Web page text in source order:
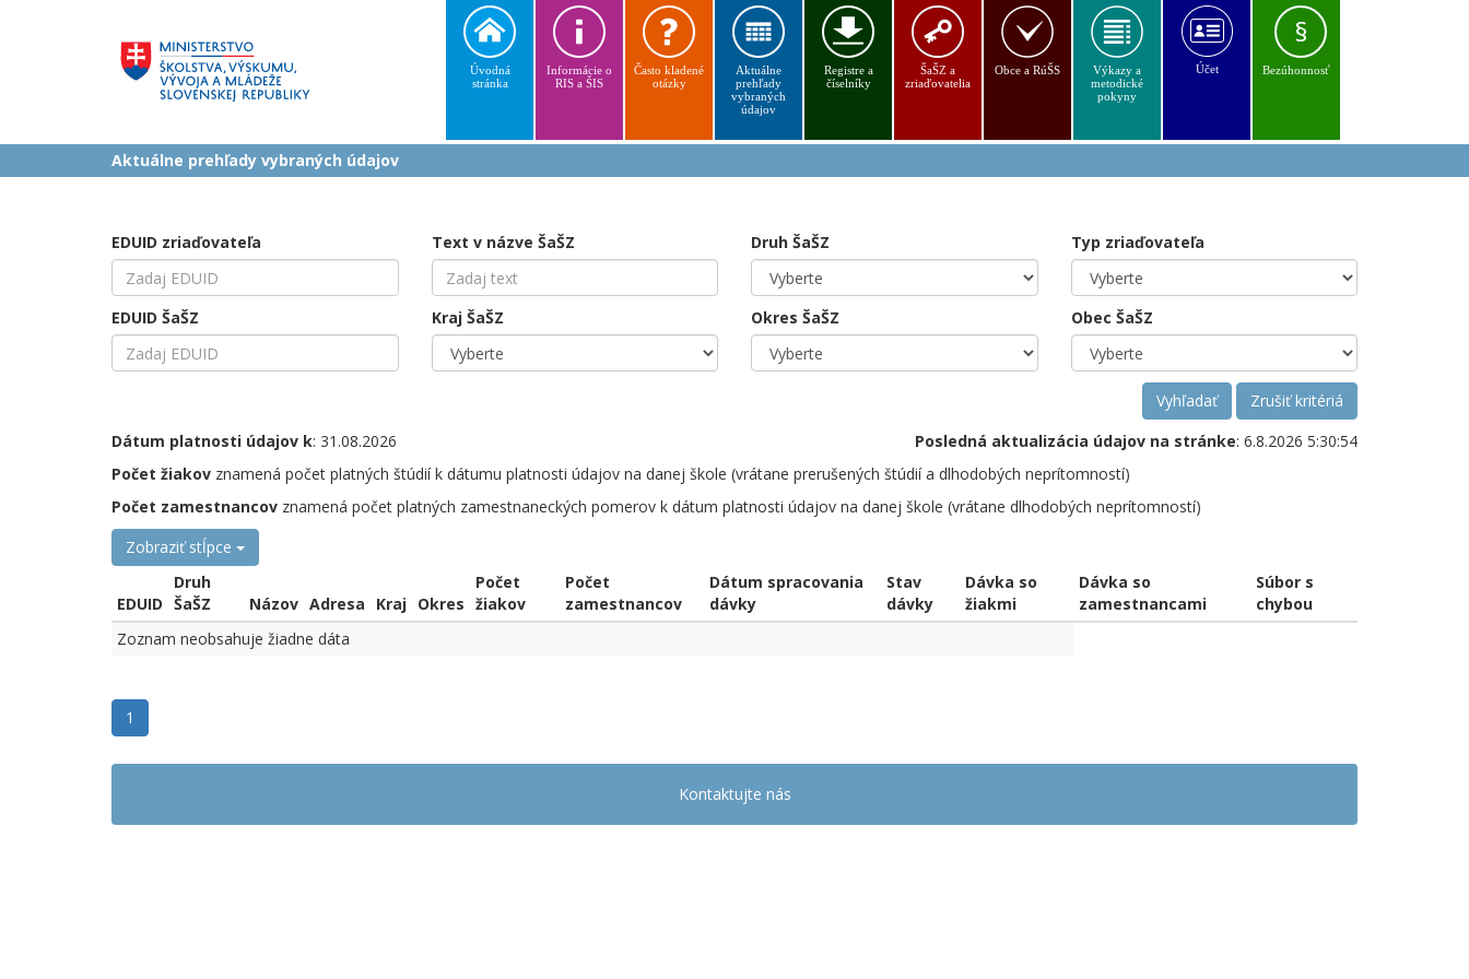
Úvodná
stránka
Informácie o
RIS a ŠIS
Často kladené
otázky
Aktuálne
prehľady
vybraných
údajov
Registre a
číselníky
ŠaŠZ a
zriaďovatelia
Obce a RúŠS
Výkazy a
metodické
pokyny
Účet
§
Bezúhonnosť
Aktuálne prehľady vybraných údajov
EDUID zriaďovateľa Text v názve ŠaŠZ Druh ŠaŠZ Typ zriaďovateľa
EDUID ŠaŠZ Kraj ŠaŠZ Okres ŠaŠZ Obec ŠaŠZ
Vyhľadať
Zrušiť kritériá
Dátum platnosti údajov k: 31.08.2026 Posledná aktualizácia údajov na stránke: 6.8.2026 5:30:54
Počet žiakov znamená počet platných štúdií k dátumu platnosti údajov na danej škole (vrátane prerušených štúdií a dlhodobých neprítomností)
Počet zamestnancov znamená počet platných zamestnaneckých pomerov k dátum platnosti údajov na danej škole (vrátane dlhodobých neprítomností)
Zobraziť stĺpce
EDUID
Druh
ŠaŠZ
Názov Adresa Kraj Okres
Počet
žiakov
Počet
zamestnancov
Dátum spracovania
dávky
Stav
dávky
Dávka so
žiakmi
Dávka so
zamestnancami
Súbor s
chybou
Zoznam neobsahuje žiadne dáta
1
Kontaktujte nás